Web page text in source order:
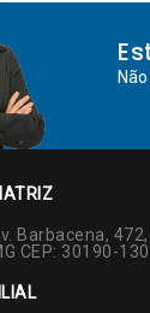
Barbacena,
CEP: 30190-130